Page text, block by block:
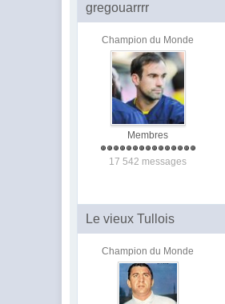
gregouarrrr
Champion du Monde
Membres
17 542 messages
Le vieux Tullois
Champion du Monde